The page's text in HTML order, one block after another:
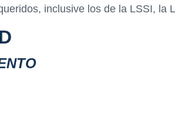
inclusive los de la LSSI, la